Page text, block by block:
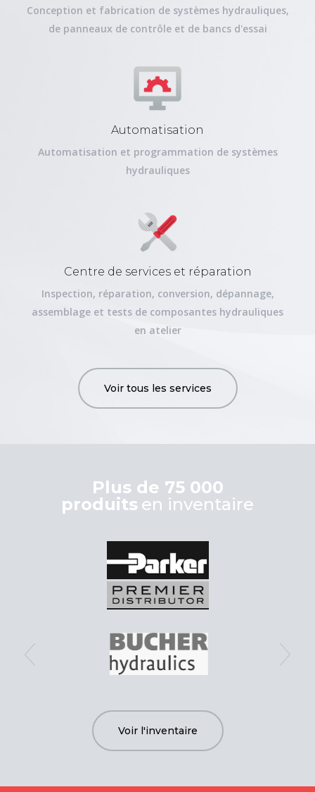
Conception et fabrication de systèmes hydrauliques,
de panneaux de contrôle et de bancs d'essai
Automatisation
Automatisation et programmation de systèmes
hydrauliques
Centre de services et réparation
Inspection, réparation, conversion, dépannage,
assemblage et tests de composantes hydrauliques
en atelier
Voir tous les services
Plus de 75 000
produits en inventaire
Voir l'inventaire